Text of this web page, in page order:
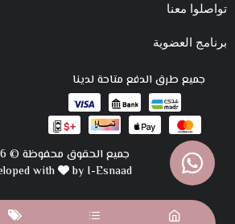
تواصلوا معنا
برنامج العضوية
جميع طرق الدفع متاحة لدينا
جميع الحقوق محفوظة © 2026
with
by I-Esnaad